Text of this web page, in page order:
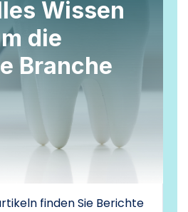
Wissen
die
Branche
finden Sie Berichte